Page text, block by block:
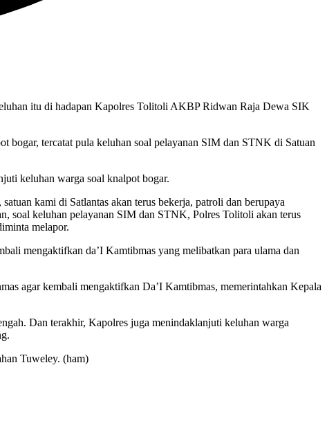
itu di hadapan Kapolres Tolitoli AKBP Ridwan Raja Dewa SIK
bogar, tercatat pula keluhan soal pelayanan SIM dan STNK di Satuan
keluhan warga soal knalpot bogar.
kami di Satlantas akan terus bekerja, patroli dan berupaya
soal keluhan pelayanan SIM dan STNK, Polres Tolitoli akan terus
melapor.
mengaktifkan da’I Kamtibmas yang melibatkan para ulama dan
agar kembali mengaktifkan Da’I Kamtibmas, memerintahkan Kepala
Dan terakhir, Kapolres juga menindaklanjuti keluhan warga
Tuweley. (ham)